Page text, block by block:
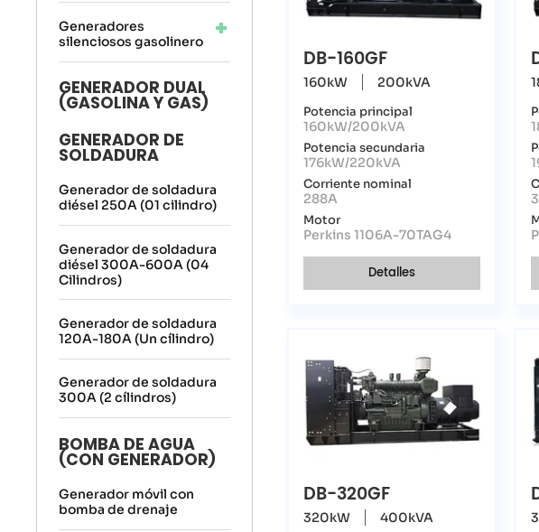
DB-160GF
160kW 200kVA
Potencia principal
160kW/200kVA
Potencia secundaria
176kW/220kVA
Corriente nominal
288A
Motor
Perkins 1106A-70TAG4
Detalles
DB-320GF
320kW 400kVA
Generadores
silenciosos gasolinero
GENERADOR DUAL
(GASOLINA Y GAS)
GENERADOR DE
SOLDADURA
Generador de soldadura
diésel 250A (01 cilindro)
Generador de soldadura
diésel 300A-600A (04
Cilindros)
Generador de soldadura
120A-180A (Un cílindro)
Generador de soldadura
300A (2 cílindros)
BOMBA DE AGUA
(CON GENERADOR)
Generador móvil con
bomba de drenaje